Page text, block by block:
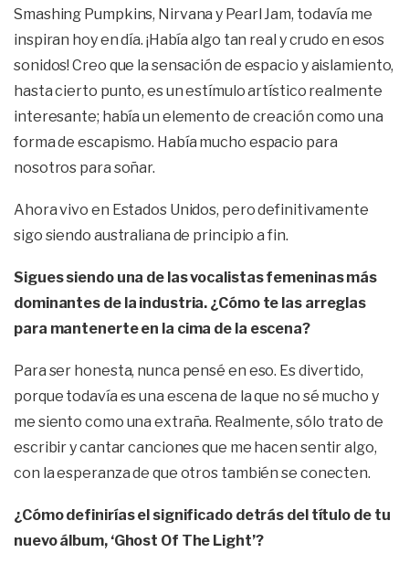
Smashing Pumpkins, Nirvana y Pearl Jam, todavía me
inspiran hoy en día. ¡Había algo tan real y crudo en esos
sonidos! Creo que la sensación de espacio y aislamiento,
hasta cierto punto, es un estímulo artístico realmente
interesante; había un elemento de creación como una
forma de escapismo. Había mucho espacio para
nosotros para soñar.
Ahora vivo en Estados Unidos, pero definitivamente
sigo siendo australiana de principio a fin.
Sigues siendo una de las vocalistas femeninas más
dominantes de la industria. ¿Cómo te las arreglas
para mantenerte en la cima de la escena?
Para ser honesta, nunca pensé en eso. Es divertido,
porque todavía es una escena de la que no sé mucho y
me siento como una extraña. Realmente, sólo trato de
escribir y cantar canciones que me hacen sentir algo,
con la esperanza de que otros también se conecten.
¿Cómo definirías el significado detrás del título de tu
nuevo álbum, ‘Ghost Of The Light’?